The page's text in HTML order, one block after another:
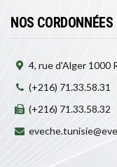
NOS CORDONNÉES
4, rue d'Alger 1000
(+216) 71.33.58.31
(+216) 71.33.58.32